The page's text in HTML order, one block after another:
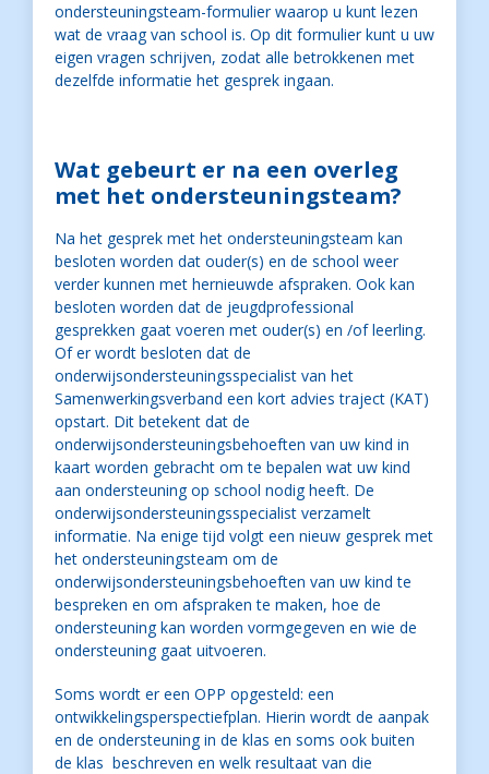
ondersteuningsteam-formulier waarop u kunt lezen
wat de vraag van school is. Op dit formulier kunt u uw
eigen vragen schrijven, zodat alle betrokkenen met
dezelfde informatie het gesprek ingaan.
Wat gebeurt er na een overleg
met het ondersteuningsteam?
Na het gesprek met het ondersteuningsteam kan
besloten worden dat ouder(s) en de school weer
verder kunnen met hernieuwde afspraken. Ook kan
besloten worden dat de jeugdprofessional
gesprekken gaat voeren met ouder(s) en /of leerling.
Of er wordt besloten dat de
onderwijsondersteuningsspecialist van het
Samenwerkingsverband een kort advies traject (KAT)
opstart. Dit betekent dat de
onderwijsondersteuningsbehoeften van uw kind in
kaart worden gebracht om te bepalen wat uw kind
aan ondersteuning op school nodig heeft. De
onderwijsondersteuningsspecialist verzamelt
informatie. Na enige tijd volgt een nieuw gesprek met
het ondersteuningsteam om de
onderwijsondersteuningsbehoeften van uw kind te
bespreken en om afspraken te maken, hoe de
ondersteuning kan worden vormgegeven en wie de
ondersteuning gaat uitvoeren.
Soms wordt er een OPP opgesteld: een
ontwikkelingsperspectiefplan. Hierin wordt de aanpak
en de ondersteuning in de klas en soms ook buiten
de klas beschreven en welk resultaat van die